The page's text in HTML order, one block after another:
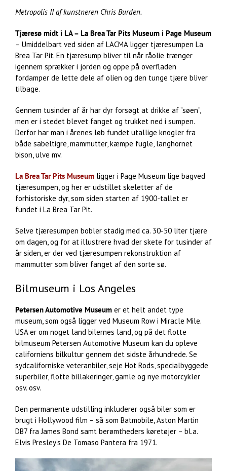
Metropolis II af kunstneren Chris Burden.
Tjæresø midt i LA – La Brea Tar Pits Museum i Page Museum
– Umiddelbart ved siden af LACMA ligger tjæresumpen La
Brea Tar Pit. En tjæresump bliver til når råolie trænger
igennem sprækker i jorden og oppe på overfladen
fordamper de lette dele af olien og den tunge tjære bliver
tilbage.
Gennem tusinder af år har dyr forsøgt at drikke af ”søen”,
men er i stedet blevet fanget og trukket ned i sumpen.
Derfor har man i årenes løb fundet utallige knogler fra
både sabeltigre, mammutter, kæmpe fugle, langhornet
bison, ulve mv.
La Brea Tar Pits Museum ligger i Page Museum lige bagved
tjæresumpen, og her er udstillet skeletter af de
forhistoriske dyr, som siden starten af 1900-tallet er
fundet i La Brea Tar Pit.
Selve tjæresumpen bobler stadig med ca. 30-50 liter tjære
om dagen, og for at illustrere hvad der skete for tusinder af
år siden, er der ved tjæresumpen rekonstruktion af
mammutter som bliver fanget af den sorte sø.
Bilmuseum i Los Angeles
Petersen Automotive Museum er et helt andet type
museum, som også ligger ved Museum Row i Miracle Mile.
USA er om noget land bilernes land, og på det flotte
bilmuseum Petersen Automotive Museum kan du opleve
californiens bilkultur gennem det sidste århundrede. Se
sydcaliforniske veteranbiler, seje Hot Rods, specialbyggede
superbiler, flotte billakeringer, gamle og nye motorcykler
osv. osv.
Den permanente udstilling inkluderer også biler som er
brugt i Hollywood film – så som Batmobile, Aston Martin
DB7 fra James Bond samt berømtheders køretøjer – bl.a.
Elvis Presley’s De Tomaso Pantera fra 1971.